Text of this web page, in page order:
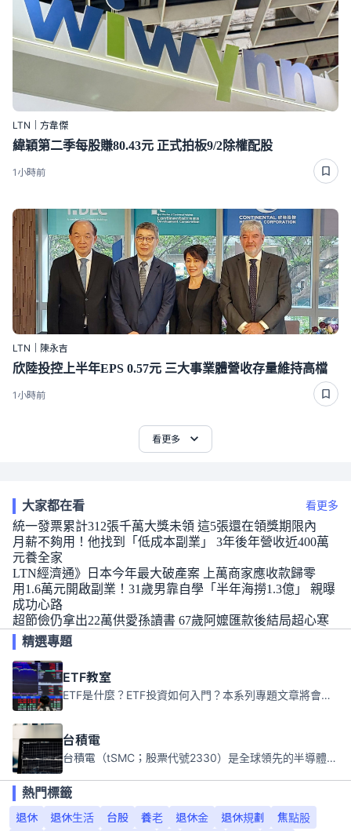
LTN｜方韋傑
緯穎第二季每股賺80.43元 正式拍板9/2除權配股
1小時前
LTN｜陳永吉
欣陸投控上半年EPS 0.57元 三大事業體營收存量維持高檔
1小時前
看更多
大家都在看 看更多
統一發票累計312張千萬大獎未領 這5張還在領獎期限內
月薪不夠用！他找到「低成本副業」 3年後年營收近400萬
元養全家
LTN經濟通》日本今年最大破產案 上萬商家應收款歸零
用1.6萬元開啟副業！31歲男靠自學「半年海撈1.3億」 親曝
成功心路
超節儉仍拿出22萬供愛孫讀書 67歲阿嬤匯款後結局超心寒
精選專題
ETF教室
ETF是什麼？ETF投資如何入門？本系列專題文章將會告訴你新手必須知道的ETF基礎知識。
台積電
台積電（tSMC；股票代號2330）是全球領先的半導體代工公司，成立於1987年，總部位於台灣新竹。且已於美國、日本、德國及中國設廠，台積電是全球首家專業積體電路製造服務公司，也是全球最先進和最大規模的半導體代工廠。
熱門標籤
退休
退休生活 台股 養老 退休金 退休規劃 焦點股